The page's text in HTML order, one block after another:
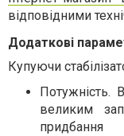
відповідними
Додаткові
Купуючи
Потужність.
великим
придбання